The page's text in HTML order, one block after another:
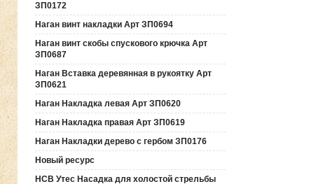
ЗП0172
Наган винт накладки Арт ЗП0694
Наган винт скобы спускового крючка Арт
ЗП0687
Наган Вставка деревянная в рукоятку Арт
ЗП0621
Наган Накладка левая Арт ЗП0620
Наган Накладка правая Арт ЗП0619
Наган Накладки дерево с гербом ЗП0176
Новый ресурс
НСВ Утес Насадка для холостой стрельбы